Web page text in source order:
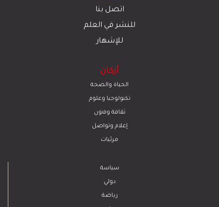
اتصل بنا
للنشر في العلم
للإشهار
أركان
الحياة والصحة
تكنولوجيا وعلوم
ﺛﻘﺎﻓﺔ وﻓﻧون
إعلام وتواصل
مرئيات
سياسة
دولي
رياضة